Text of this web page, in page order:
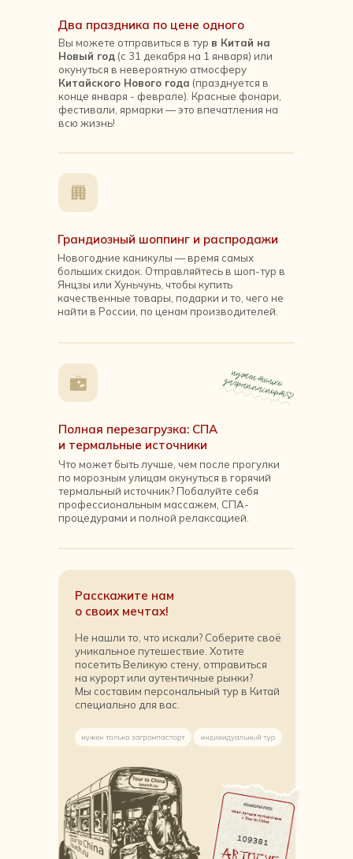
Два праздника по цене одного
Вы можете отправиться в тур в Китай на
Новый год (с 31 декабря на 1 января) или
окунуться в невероятную атмосферу
Китайского Нового года (празднуется в
конце января - феврале). Красные фонари,
фестивали, ярмарки — это впечатления на
всю жизнь!
Грандиозный шоппинг и распродажи
Новогодние каникулы — время самых
больших скидок. Отправляйтесь в шоп-тур в
Янцзы или Хуньчунь, чтобы купить
качественные товары, подарки и то, чего не
найти в России, по ценам производителей.
Полная перезагрузка: СПА
и термальные источники
Что может быть лучше, чем после прогулки
по морозным улицам окунуться в горячий
термальный источник? Побалуйте себя
профессиональным массажем, СПА-
процедурами и полной релаксацией.
Расскажите нам
о своих мечтах!
Не нашли то, что искали? Соберите своё
уникальное путешествие. Хотите
посетить Великую стену, отправиться
на курорт или аутентичные рынки?
Мы составим персональный тур в Китай
специально для вас.